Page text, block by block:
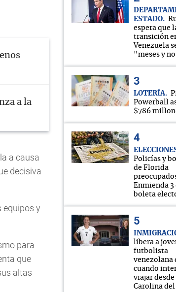
a la
a causa
decisiva
equipos y
para
que
altas
ESTADO
espera que
transición
Venezuela
"meses y
LOTERÍA
Powerball
$786
Policías y
de Florida
Enmienda 3
boleta
libera a
futbolista
venezolana
cuando
viajar
Carolina